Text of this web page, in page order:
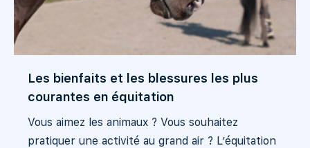
Les bienfaits et les blessures les plus
courantes en équitation
Vous aimez les animaux ? Vous souhaitez
pratiquer une activité au grand air ? L’équitation